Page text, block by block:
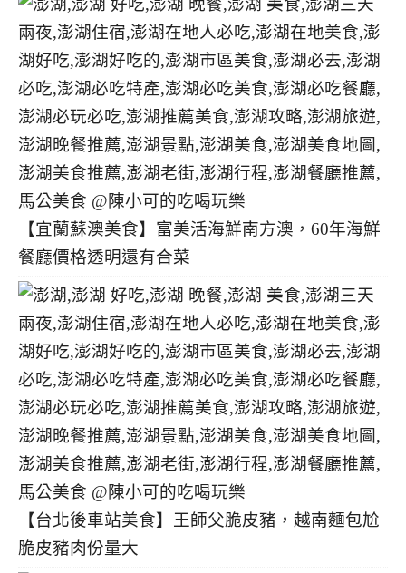
【宜蘭蘇澳美食】富美活海鮮南方澳，60年海鮮
餐廳價格透明還有合菜
【台北後車站美食】王師父脆皮豬，越南麵包尬
脆皮豬肉份量大